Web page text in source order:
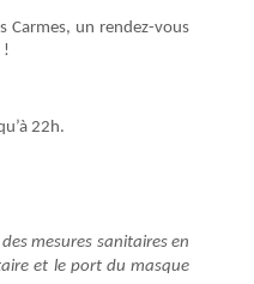
Carmes, un rendez-vous
!
22h.
mesures sanitaires en
et le port du masque